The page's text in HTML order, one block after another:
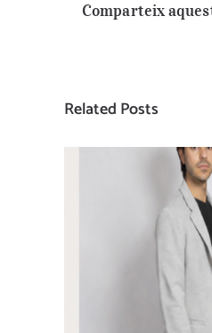
Comparteix
Related Posts